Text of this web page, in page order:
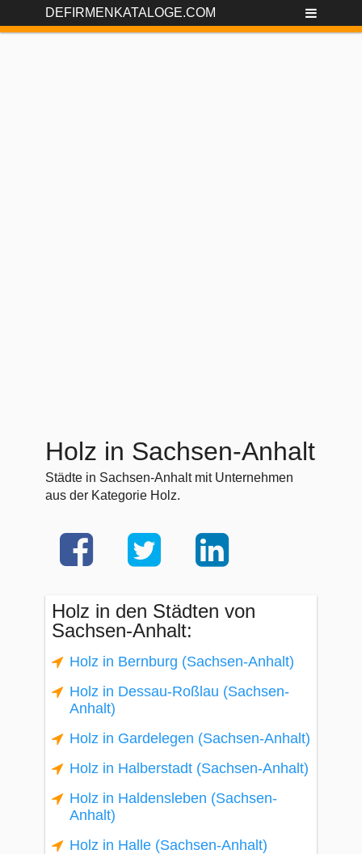
DEFIRMENKATALOGE.COM
Holz in Sachsen-Anhalt
Städte in Sachsen-Anhalt mit Unternehmen
aus der Kategorie Holz.
Holz in den Städten von
Sachsen-Anhalt:
Holz in Bernburg (Sachsen-Anhalt)
Holz in Dessau-Roßlau (Sachsen-
Anhalt)
Holz in Gardelegen (Sachsen-Anhalt)
Holz in Halberstadt (Sachsen-Anhalt)
Holz in Haldensleben (Sachsen-
Anhalt)
Holz in Halle (Sachsen-Anhalt)